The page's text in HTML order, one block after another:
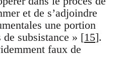
et de s’adjoindre
une portion
de subsistance » [15].
faux de